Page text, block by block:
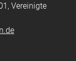
Vereinigte